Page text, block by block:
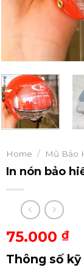
Home / Mũ Bảo
In nón bảo
75.000 ₫
Thông số